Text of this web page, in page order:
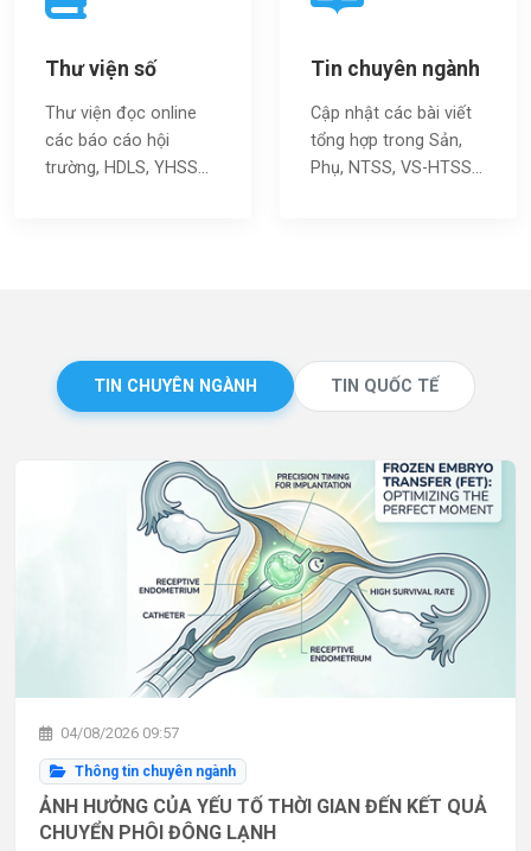
Thư viện số
Thư viện đọc online
các báo cáo hội
trường, HDLS, YHSS…
Tin chuyên ngành
Cập nhật các bài viết
tổng hợp trong Sản,
Phụ, NTSS, VS-HTSS...
TIN CHUYÊN NGÀNH TIN QUỐC TẾ
04/08/2026 09:57
Thông tin chuyên ngành
ẢNH HƯỞNG CỦA YẾU TỐ THỜI GIAN ĐẾN KẾT QUẢ
CHUYỂN PHÔI ĐÔNG LẠNH